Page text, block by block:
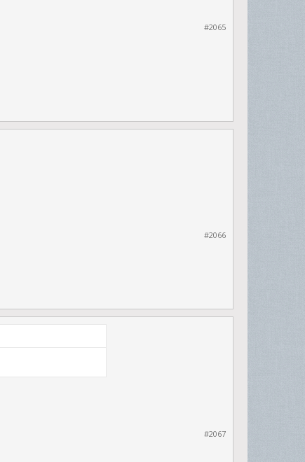
#2065
#2066
#2067